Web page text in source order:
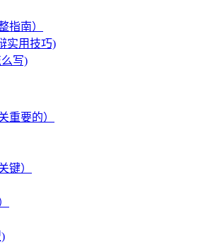
指南）
实用技巧)
写)
重要的）
键）